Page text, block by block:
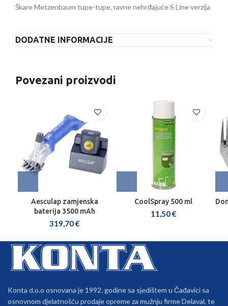
Škare Metzenbaum tupe-tupe, ravne nehrđajuće S Line verzija
DODATNE INFORMACIJE
Povezani proizvodi
Aesculap zamjenska
baterija 3500 mAh
319,70€
CoolSpray 500 ml
11,50€
Konta d.o.o osnovana je 1992. godine sa sjedištem u Čađavici sa
osnovnom djelatnošću prodaje opreme za mužnju firme Delaval, te